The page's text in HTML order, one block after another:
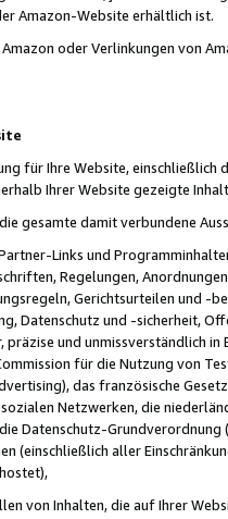
Amazon-Website erhältlich ist.
oder Verlinkungen von
für Ihre Website,
Ihrer Website gezeigte
gesamte damit verbundene
Links und
Regelungen,
Gerichtsurteilen und -
Datenschutz und -sicherheit,
präzise und unmissverständlich
für die Nutzung von
das französische
sozialen Netzwerken, die
Datenschutz-
(einschließlich aller
von Inhalten, die auf Ihrer